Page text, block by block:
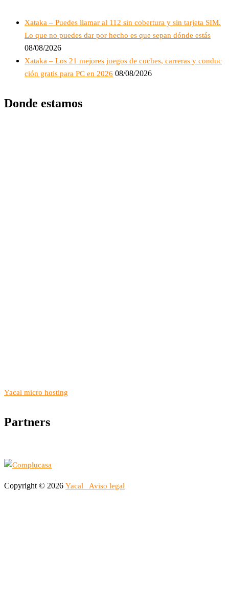
Xataka – Puedes llamar al 112 sin cobertura y sin tarjeta SIM.
Lo que no puedes dar por hecho es que sepan dónde estás
08/08/2026
Xataka – Los 21 mejores juegos de coches, carreras y conduc
ción gratis para PC en 2026 08/08/2026
Donde estamos
Yacal micro hosting
Partners
Copyright © 2026 Yacal Aviso legal